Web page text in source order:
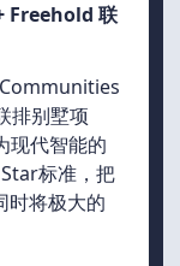
Freehold 联
排别墅项
现代智能的
标准，把
时将极大的